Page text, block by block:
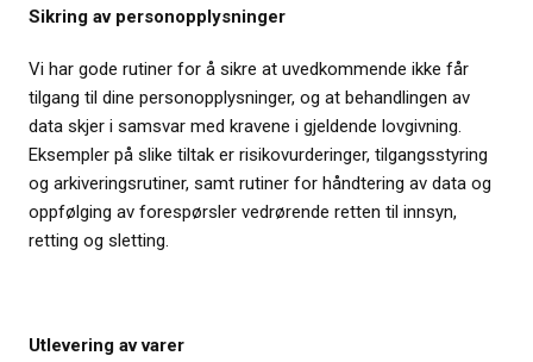
Sikring av personopplysninger
Vi har gode rutiner for å sikre at uvedkommende ikke får
tilgang til dine personopplysninger, og at behandlingen av
data skjer i samsvar med kravene i gjeldende lovgivning.
Eksempler på slike tiltak er risikovurderinger, tilgangsstyring
og arkiveringsrutiner, samt rutiner for håndtering av data og
oppfølging av forespørsler vedrørende retten til innsyn,
retting og sletting.
Utlevering av varer